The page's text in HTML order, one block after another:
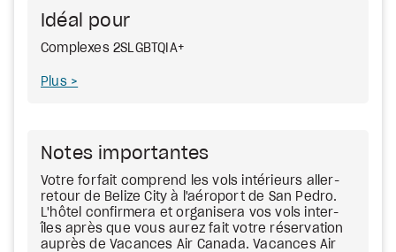
Idéal pour
Complexes 2SLGBTQIA+
Plus
Notes importantes
Votre forfait comprend les vols intérieurs aller-
retour de Belize City à l'aéroport de San Pedro.
L'hôtel confirmera et organisera vos vols inter-
îles après que vous aurez fait votre réservation
auprès de Vacances Air Canada. Vacances Air